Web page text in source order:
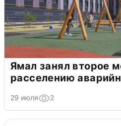
Ямал занял второе
расселению
29 июля 2